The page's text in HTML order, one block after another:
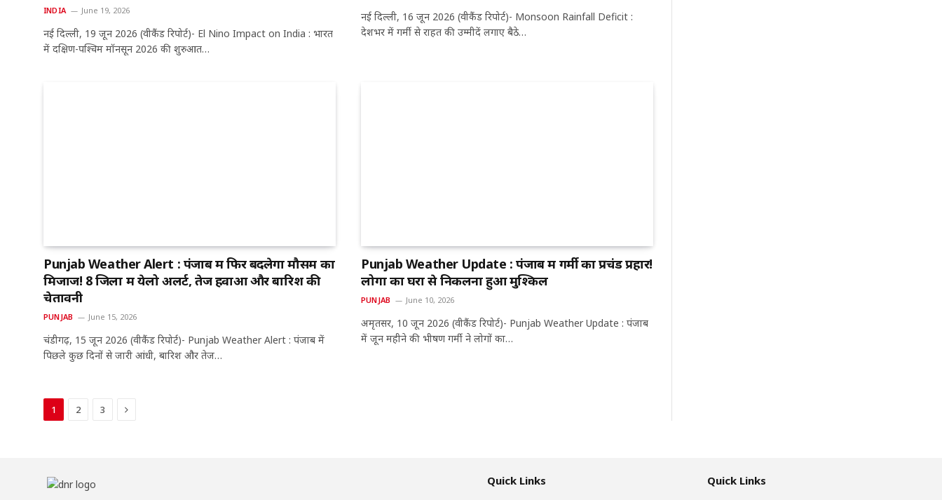
INDIA June 19, 2026
नई दिल्ली, 19 जून 2026 (वीकैंड रिपोर्ट)- El Nino Impact on India : भारत
में दक्षिण-पश्चिम मॉनसून 2026 की शुरुआत…
नई दिल्ली, 16 जून 2026 (वीकैंड रिपोर्ट)- Monsoon Rainfall Deficit :
देशभर में गर्मी से राहत की उम्मीदें लगाए बैठे…
Punjab Weather Alert : पंजाब में फिर बदलेगा मौसम का
मिजाज! 8 जिलों में येलो अलर्ट, तेज हवाओं और बारिश की
चेतावनी
PUNJAB June 15, 2026
चंडीगढ़, 15 जून 2026 (वीकैंड रिपोर्ट)- Punjab Weather Alert : पंजाब में
पिछले कुछ दिनों से जारी आंधी, बारिश और तेज…
Punjab Weather Update : पंजाब में गर्मी का प्रचंड प्रहार!
लोगों का घरों से निकलना हुआ मुश्किल
PUNJAB June 10, 2026
अमृतसर, 10 जून 2026 (वीकैंड रिपोर्ट)- Punjab Weather Update : पंजाब
में जून महीने की भीषण गर्मी ने लोगों का…
1 2 3 Next
Quick Links Quick Links